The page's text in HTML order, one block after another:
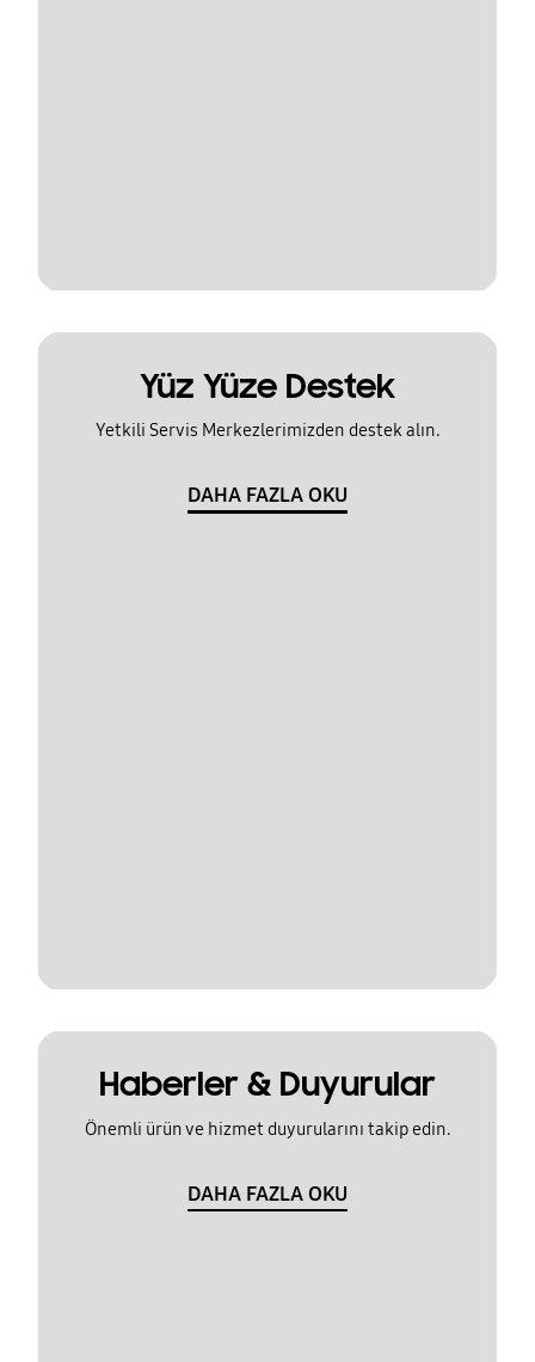
Yüz Yüze Destek
Yetkili Servis Merkezlerimizden destek alın.
DAHA FAZLA OKU
Haberler & Duyurular
Önemli ürün ve hizmet duyurularını takip edin.
DAHA FAZLA OKU